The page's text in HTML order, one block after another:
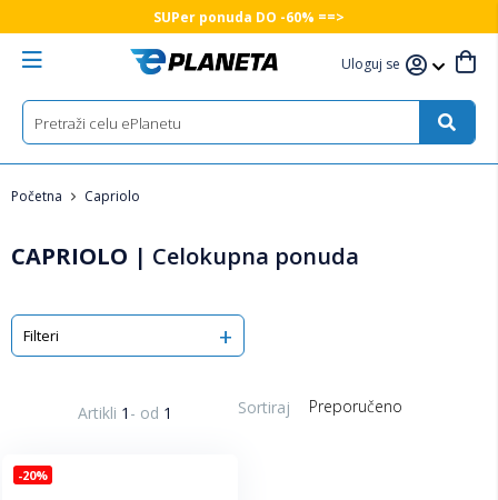
SUPer ponuda DO -60% ==>
Uloguj se
Početna Capriolo
CAPRIOLO | Celokupna ponuda
Filteri
Artikli 1 - od 1 Sortiraj
-20%